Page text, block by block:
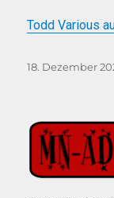
Todd Various
Veröffentlicht
18. Dezember